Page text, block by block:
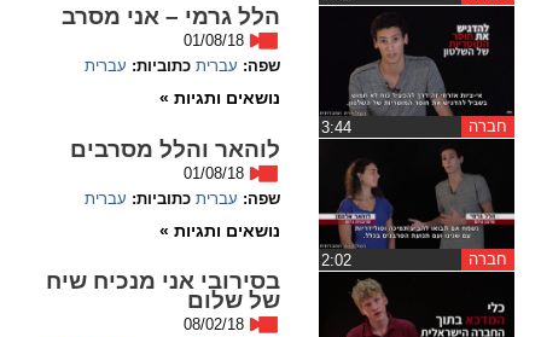
ניגודיות בהירה ניגודיות כהה
קישורים
קו תחתי לקישורים
font_download
סימון קישורים
cached
ההגדרות
flag
משוב
חברה
הלל גרמי – אני מסרב
01/08/18
שפה: עברית כתוביות: עברית
נושאים ותגיות »
חברה
לוהאר והלל מסרבים
01/08/18
שפה: עברית כתוביות: עברית
נושאים ותגיות »
בסירובי אני מנכיח שיח
של שלום
08/02/18